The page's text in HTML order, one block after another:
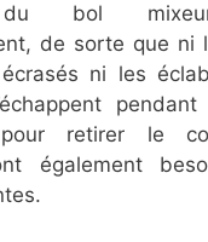
du bol
de sorte que ni
écrasés ni les
pour retirer le
également